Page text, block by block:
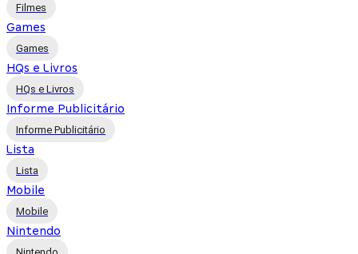
Filmes
Games
Games
HQs e Livros
HQs e Livros
Informe Publicitário
Informe Publicitário
Lista
Lista
Mobile
Mobile
Nintendo
Nintendo